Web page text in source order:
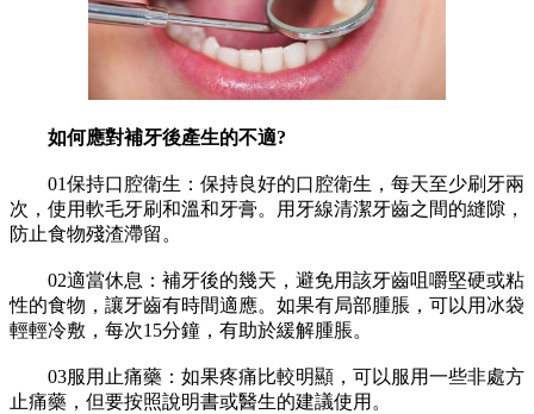
如何應對補牙後產生的不適?
01保持口腔衛生：保持良好的口腔衛生，每天至少刷牙兩
次，使用軟毛牙刷和溫和牙膏。用牙線清潔牙齒之間的縫隙，
防止食物殘渣滯留。
02適當休息：補牙後的幾天，避免用該牙齒咀嚼堅硬或粘
性的食物，讓牙齒有時間適應。如果有局部腫脹，可以用冰袋
輕輕冷敷，每次15分鐘，有助於緩解腫脹。
03服用止痛藥：如果疼痛比較明顯，可以服用一些非處方
止痛藥，但要按照說明書或醫生的建議使用。